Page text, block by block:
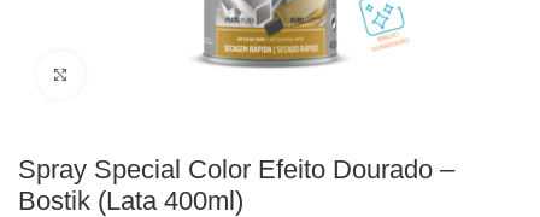
Clique para ampliar
Spray Special Color Efeito Dourado –
Bostik (Lata 400ml)